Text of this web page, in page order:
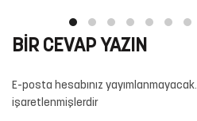
BIR CEVAP YAZIN
E-posta hesabınız yayımlanmayacak.
işaretlenmişlerdir